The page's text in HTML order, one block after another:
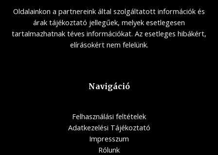
Oldalainkon a partnereink által szolgáltatott információk és
árak tájékoztató jellegűek, melyek esetlegesen
tartalmazhatnak téves információkat. Az esetleges hibákért,
elírásokért nem felelünk.
Navigáció
Felhasználási feltételek
Adatkezelési Tájékoztató
Impresszum
Rólunk